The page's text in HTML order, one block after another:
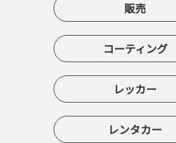
販売
コーティング
レッカー
レンタカー